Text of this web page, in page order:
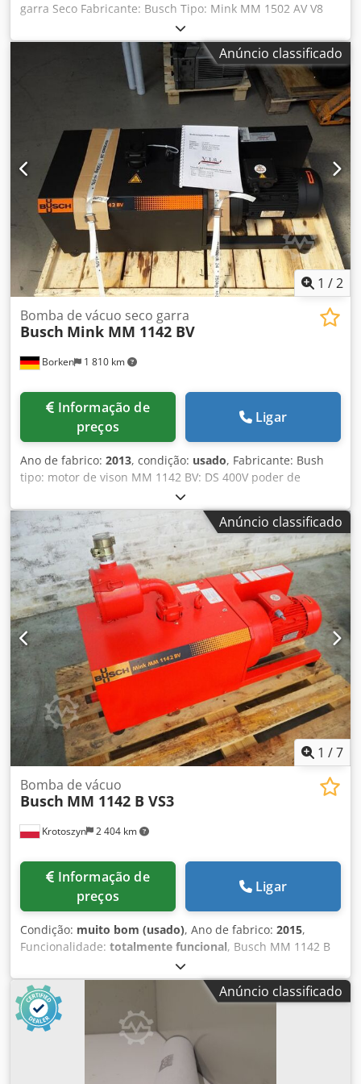
garra Seco Fabricante: Busch Tipo: Mink MM 1502 AV V8
Motor: DS 400V Dsdov I Agdopfx Abrsck Potência de
sucção: 500/580 m³/h Pressão final: aprox. 200 mbar (abs.)
Acessórios: filtro de admissão; instruções de operação
Prazo de entrega: curto prazo
Anúncio classificado
1 /2
Borken 1 810 km
Bomba de vácuo seco garra
Busch Mink MM 1142 BV
preços
Ligar
Ano de fabrico: 2013, condição: usado, Fabricante: Bush
tipo: motor de vison MM 1142 BV: DS 400V poder de
sucção: pressão final de 140 m ³/h: aprox 60 mbar (ABS)
Acessórios: filtro de entrada; Tempo de entrega manual:
curto prazo Dcjdpecfw Ukjfx Abrjk
Anúncio classificado
1 /7
Krotoszyn 2 404 km
Bomba de vácuo
Busch MM 1142 B VS3
preços
Ligar
Condição: muito bom (usado), Ano de fabrico: 2015,
Funcionalidade: totalmente funcional, Busch MM 1142 B
VS3 bomba de vácuo Fabricante: Busch Vacuum Solutions
Tipo: MM 1142 B VS3 Dodoxvi Aqjpfx Abrjck Número de
série: D15242694 Ano de fabricação: 2015 Capacidade: 140
m³/h Peso: 175 kg Dimensões: 1000 mm × 400 mm × 700
mm Tipo de bomba: bomba de vácuo seca com lóbulos
rotativos tipo "claw" A bomba de vácuo Busch MM 1142 B
VS3 é uma moderna bomba de vácuo "dry claw" livre de
Anúncio classificado